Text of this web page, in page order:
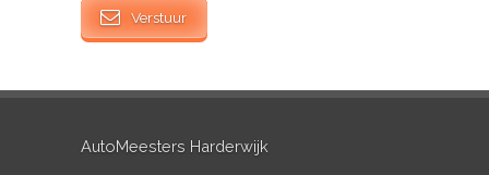
Verstuur
AutoMeesters Harderwijk